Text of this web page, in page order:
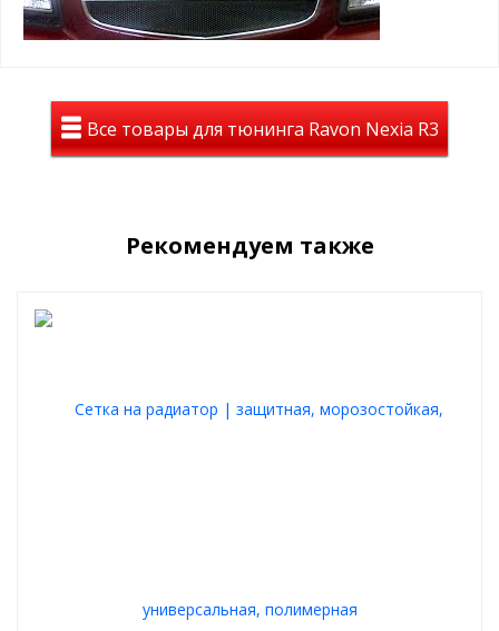
пластиковыми винтами в ячейку защитной сетки
радиатора
Все товары для тюнинга Ravon Nexia R3
Рекомендуем также